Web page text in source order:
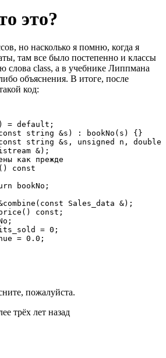
это?
но насколько я помню, когда я
там все было постепенно и классы
слова class, а в учебнике Липпмана
объяснения. В итоге, после
код:
пожалуйста.
трёх лет назад